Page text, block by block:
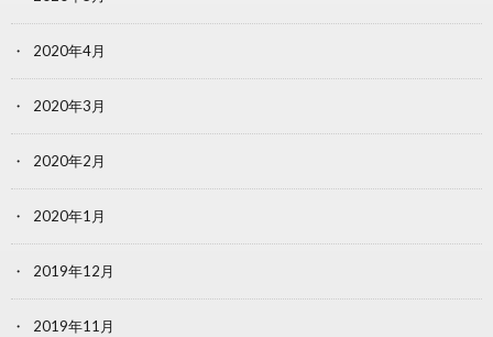
2020年4月
2020年3月
2020年2月
2020年1月
2019年12月
2019年11月